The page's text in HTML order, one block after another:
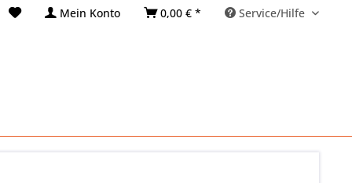
Mein Konto 0,00 € * Service/Hilfe